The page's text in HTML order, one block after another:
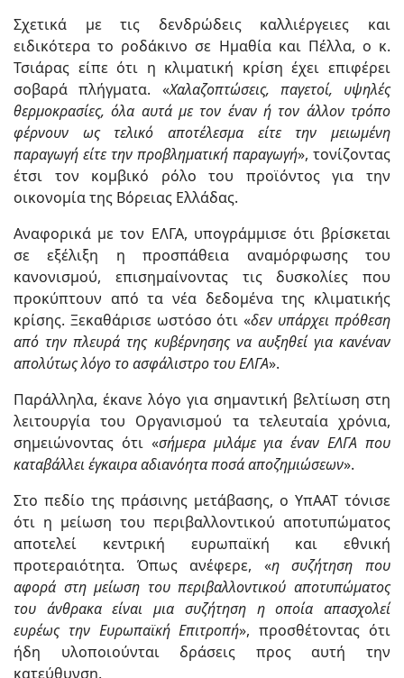
Σχετικά με τις δενδρώδεις καλλιέργειες και
ειδικότερα το ροδάκινο σε Ημαθία και Πέλλα, ο κ.
Τσιάρας είπε ότι η κλιματική κρίση έχει επιφέρει
σοβαρά πλήγματα. «Χαλαζοπτώσεις, παγετοί, υψηλές
θερμοκρασίες, όλα αυτά με τον έναν ή τον άλλον τρόπο
φέρνουν ως τελικό αποτέλεσμα είτε την μειωμένη
παραγωγή είτε την προβληματική παραγωγή», τονίζοντας
έτσι τον κομβικό ρόλο του προϊόντος για την
οικονομία της Βόρειας Ελλάδας.
Αναφορικά με τον ΕΛΓΑ, υπογράμμισε ότι βρίσκεται
σε εξέλιξη η προσπάθεια αναμόρφωσης του
κανονισμού, επισημαίνοντας τις δυσκολίες που
προκύπτουν από τα νέα δεδομένα της κλιματικής
κρίσης. Ξεκαθάρισε ωστόσο ότι «δεν υπάρχει πρόθεση
από την πλευρά της κυβέρνησης να αυξηθεί για κανέναν
απολύτως λόγο το ασφάλιστρο του ΕΛΓΑ».
Παράλληλα, έκανε λόγο για σημαντική βελτίωση στη
λειτουργία του Οργανισμού τα τελευταία χρόνια,
σημειώνοντας ότι «σήμερα μιλάμε για έναν ΕΛΓΑ που
καταβάλλει έγκαιρα αδιανόητα ποσά αποζημιώσεων».
Στο πεδίο της πράσινης μετάβασης, ο ΥπΑΑΤ τόνισε
ότι η μείωση του περιβαλλοντικού αποτυπώματος
αποτελεί κεντρική ευρωπαϊκή και εθνική
προτεραιότητα. Όπως ανέφερε, «η συζήτηση που
αφορά στη μείωση του περιβαλλοντικού αποτυπώματος
του άνθρακα είναι μια συζήτηση η οποία απασχολεί
ευρέως την Ευρωπαϊκή Επιτροπή», προσθέτοντας ότι
ήδη υλοποιούνται δράσεις προς αυτή την
κατεύθυνση.